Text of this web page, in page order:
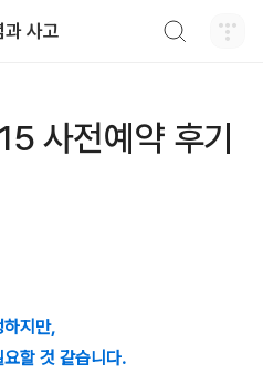
과 사고
사전예약 후기
하지만,
할 것 같습니다.